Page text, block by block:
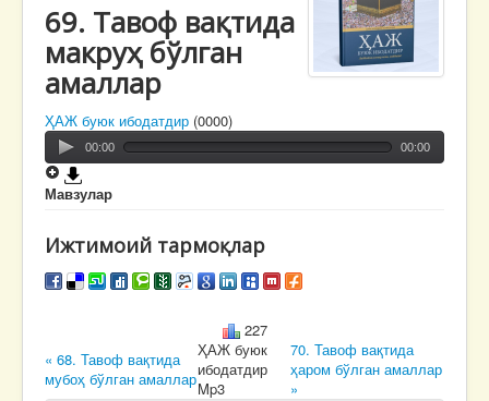
69. Тавоф вақтида
макруҳ бўлган
амаллар
ҲАЖ буюк ибодатдир (0000)
00:00 00:00
Мавзулар
Ижтимоий тармоқлар
227
« 68. Тавоф вақтида
мубоҳ бўлган амаллар
ҲАЖ буюк
ибодатдир
Mp3
70. Тавоф вақтида
ҳаром бўлган амаллар
»